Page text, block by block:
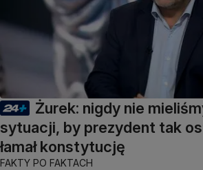
Żurek: nigdy nie
sytuacji, by prezydent tak
łamał konstytucję
FAKTY PO FAKTACH